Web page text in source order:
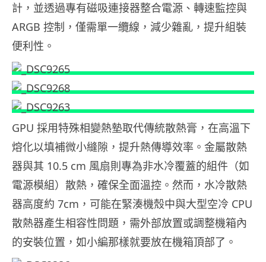
計，並透過專有磁吸連接器整合電源、轉速監控與
ARGB 控制，僅需單一纜線，減少雜亂，提升組裝
便利性。
GPU 採用特殊相變熱墊取代傳統散熱膏，在高溫下
熔化以填補微小縫隙，提升熱傳導效率。金屬散熱
器與其 10.5 cm 風扇則專為非水冷覆蓋的組件（如
電源模組）散熱，確保全面溫控。然而，水冷散熱
器高度約 7cm，可能在緊湊機殼中與大型空冷 CPU
散熱器產生相容性問題，需外部放置或調整機箱內
的安裝位置，如小編那樣就要放在機箱頂部了。